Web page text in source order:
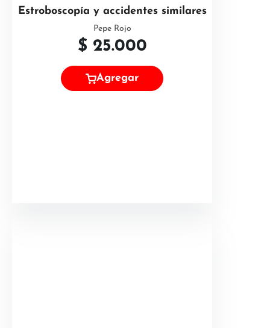
Estroboscopía y accidentes similares
Pepe Rojo
$ 25.000
Agregar